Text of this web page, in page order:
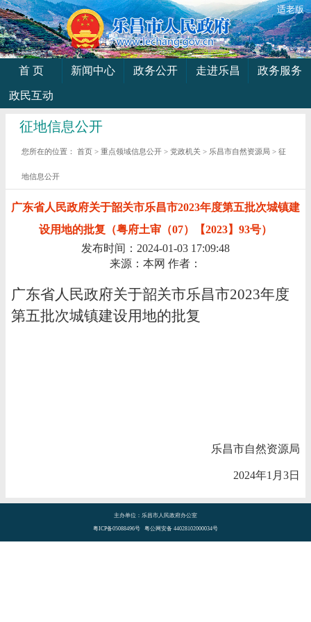
适老版
首 页 新闻中心 政务公开 走进乐昌
政务服务
政民互动
征地信息公开
您所在的位置：首页 >重点领域信息公开 >党政机关 > 乐昌市自然资源局 >征
地信息公开
广东省人民政府关于韶关市乐昌市2023年度第五批次城镇建
设用地的批复（粤府土审（07）【2023】93号）
发布时间：2024-01-03 17:09:48
来源：本网 作者：
广东省人民政府关于韶关市乐昌市2023年度
第五批次城镇建设用地的批复
乐昌市自然资源局
2024年1月3日
主办单位：乐昌市人民政府办公室
粤ICP备05088496号 粤公网安备 44028102000034号